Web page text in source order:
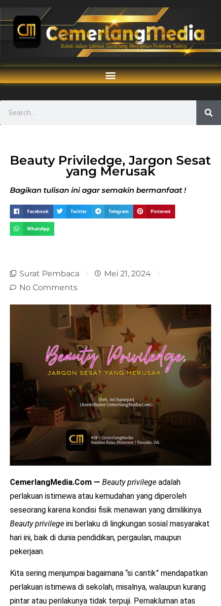
Beauty Priviledge, Jargon Sesat
yang Merusak
Bagikan tulisan ini agar semakin bermanfaat !
Facebook Twitter Telegram Pinterest
WhatsApp
Surat Pembaca
Mei 21, 2024
No Comments
CemerlangMedia.Com — Beauty privilege adalah
perlakuan istimewa atau kemudahan yang diperoleh
seseorang karena kondisi fisik menawan yang dimilikinya.
Beauty privilege ini berlaku di lingkungan sosial masyarakat
hari ini, baik di dunia pendidikan, pergaulan, maupun
pekerjaan.
Kita sering menjumpai bagaimana “si cantik” mendapatkan
perlakuan istimewa di sekolah, misalnya, walaupun kurang
pintar atau perilakunya tidak terpuji. Pemakluman atas